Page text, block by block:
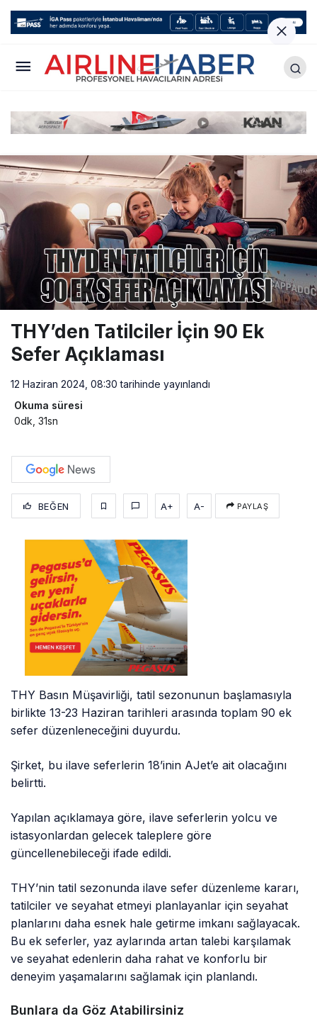
THY’den Tatilciler İçin 90 Ek
Sefer Açıklaması
12 Haziran 2024, 08:30 tarihinde yayınlandı
Okuma süresi
0dk, 31sn
BEĞEN A+ A- PAYLAŞ
THY Basın Müşavirliği, tatil sezonunun başlamasıyla
birlikte 13-23 Haziran tarihleri ​​arasında toplam 90 ek
sefer düzenleneceğini duyurdu.
Şirket, bu ilave seferlerin 18’inin AJet’e ait olacağını
belirtti.
Yapılan açıklamaya göre, ilave seferlerin yolcu ve
istasyonlardan gelecek taleplere göre
güncellenebileceği ifade edildi.
THY’nin tatil sezonunda ilave sefer düzenleme kararı,
tatilciler ve seyahat etmeyi planlayanlar için seyahat
planlarını daha esnek hale getirme imkanı sağlayacak.
Bu ek seferler, yaz aylarında artan talebi karşılamak
ve seyahat edenlerin daha rahat ve konforlu bir
deneyim yaşamalarını sağlamak için planlandı.
Bunlara da Göz Atabilirsiniz